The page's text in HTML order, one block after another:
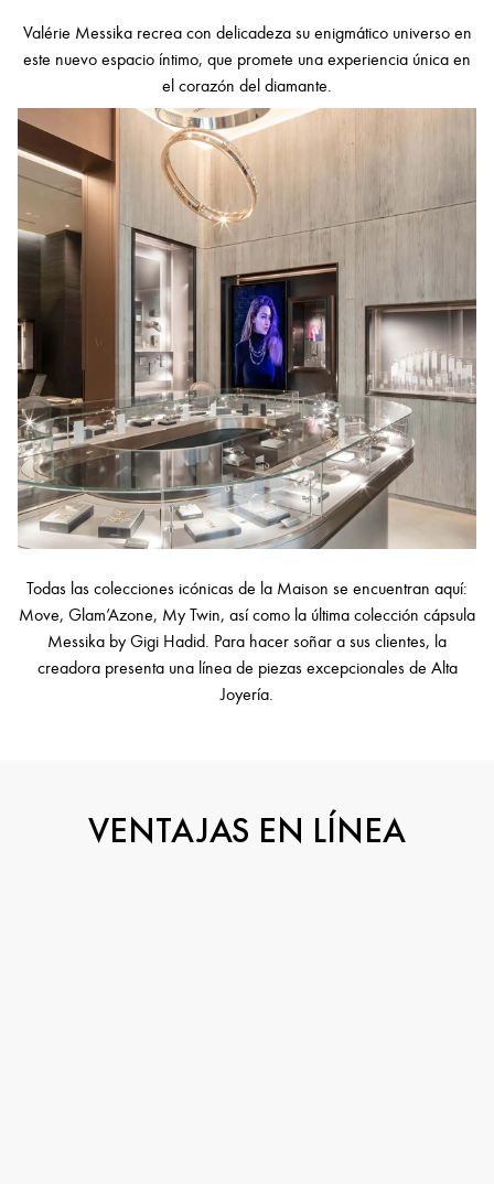
Valérie Messika recrea con delicadeza su enigmático universo en
este nuevo espacio íntimo, que promete una experiencia única en
el corazón del diamante.
Todas las colecciones icónicas de la Maison se encuentran aquí:
Move, Glam’Azone, My Twin, así como la última colección cápsula
Messika by Gigi Hadid. Para hacer soñar a sus clientes, la
creadora presenta una línea de piezas excepcionales de Alta
Joyería.
VENTAJAS EN LÍNEA